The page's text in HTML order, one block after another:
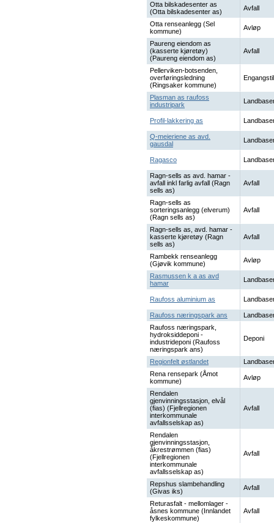
Otta bilskadesenter as
(Otta bilskadesenter as)
Avfall
Otta renseanlegg (Sel
kommune)
Avløp
Paureng eiendom as
(kasserte kjøretøy)
(Paureng eiendom as)
Avfall
Pellerviken-botsenden,
overføringsledning
(Ringsaker kommune)
Plasman as raufoss
industripark
Profil-lakkering as
Q-meieriene as avd.
gausdal
Ragasco
Ragn-sells as avd. hamar -
avfall inkl farlig avfall (Ragn
sells as)
Avfall
Ragn-sells as
sorteringsanlegg (elverum)
(Ragn sells as)
Avfall
Ragn-sells as, avd. hamar -
kasserte kjøretøy (Ragn
sells as)
Avfall
Rambekk renseanlegg
(Gjøvik kommune)
Avløp
Rasmussen k a as avd
hamar
Raufoss aluminium as
Raufoss næringspark ans
Raufoss næringspark,
hydroksiddeponi -
industrideponi (Raufoss
næringspark ans)
Deponi
Regionfelt østlandet
Rena rensepark (Åmot
kommune)
Avløp
Rendalen
gjenvinningsstasjon, elvål
(fias) (Fjellregionen
interkommunale
avfallsselskap as)
Avfall
Rendalen
gjenvinningsstasjon,
åkrestrømmen (fias)
(Fjellregionen
interkommunale
avfallsselskap as)
Avfall
Repshus slambehandling
(Givas iks)
Avfall
Returasfalt - mellomlager -
åsnes kommune (Innlandet
fylkeskommune)
Avfall